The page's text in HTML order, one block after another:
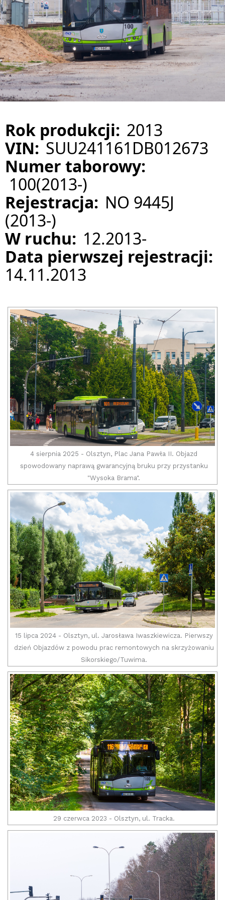
Rok produkcji: 2013
VIN: SUU241161DB012673
Numer taborowy:
100(2013-)
Rejestracja: NO 9445J
(2013-)
W ruchu: 12.2013-
Data pierwszej rejestracji:
14.11.2013
4 sierpnia 2025 - Olsztyn, Plac Jana Pawła II. Objazd
spowodowany naprawą gwarancyjną bruku przy przystanku
"Wysoka Brama".
15 lipca 2024 - Olsztyn, ul. Jarosława Iwaszkiewicza. Pierwszy
dzień Objazdów z powodu prac remontowych na skrzyżowaniu
Sikorskiego/Tuwima.
29 czerwca 2023 - Olsztyn, ul. Tracka.